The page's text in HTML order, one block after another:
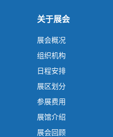
关于展会
展会概况
组织机构
日程安排
展区划分
参展费用
展馆介绍
展会回顾